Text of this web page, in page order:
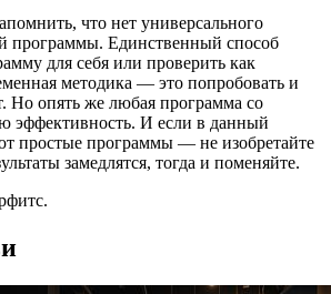
что нет универсального
программы. Единственный способ
для себя или проверить как
методика — это попробовать и
Но опять же любая программа со
эффективность. И если в данный
простые программы — не изобретайте
замедлятся, тогда и поменяйте.